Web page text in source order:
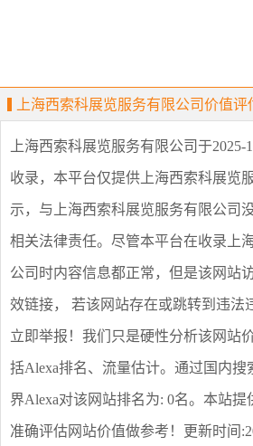
上海西索科展览服务有限公司价值评
上海西索科展览服务有限公司 于2025-
收录，本平台仅提供 上海西索科展览
示，与 上海西索科展览服务有限公司
相关法律责任。尽管本平台在收录 上
公司 时内容信息都正常，但是该网站
效链接， 若该网站存在或跳转到违法
立即举报 ！我们只是硬性分析该网站
括Alexa排名、流量估计。通过国内搜
界Alexa对该网站排名为: 0名。本站
准确评估网站价值做参考！ 更新时间